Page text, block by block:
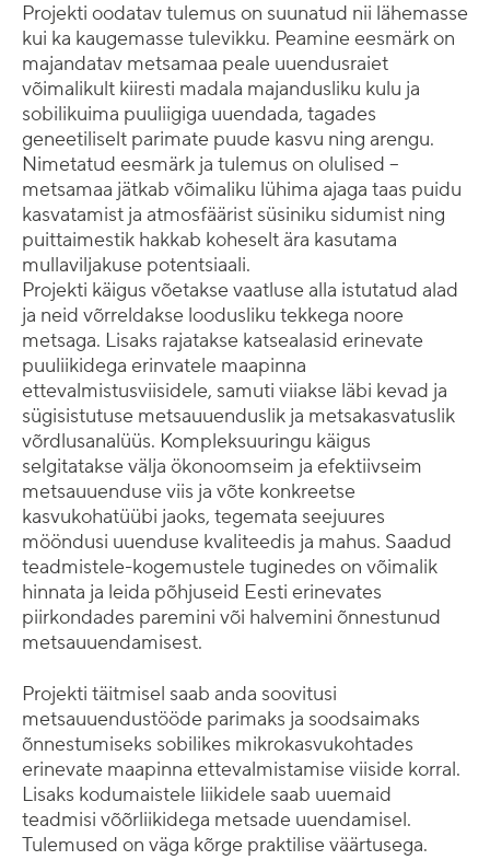
Projekti oodatav tulemus on suunatud nii lähemasse
kui ka kaugemasse tulevikku. Peamine eesmärk on
majandatav metsamaa peale uuendusraiet
võimalikult kiiresti madala majandusliku kulu ja
sobilikuima puuliigiga uuendada, tagades
geneetiliselt parimate puude kasvu ning arengu.
Nimetatud eesmärk ja tulemus on olulised –
metsamaa jätkab võimaliku lühima ajaga taas puidu
kasvatamist ja atmosfäärist süsiniku sidumist ning
puittaimestik hakkab koheselt ära kasutama
mullaviljakuse potentsiaali.
Projekti käigus võetakse vaatluse alla istutatud alad
ja neid võrreldakse loodusliku tekkega noore
metsaga. Lisaks rajatakse katsealasid erinevate
puuliikidega erinvatele maapinna
ettevalmistusviisidele, samuti viiakse läbi kevad ja
sügisistutuse metsauuenduslik ja metsakasvatuslik
võrdlusanalüüs. Kompleksuuringu käigus
selgitatakse välja ökonoomseim ja efektiivseim
metsauuenduse viis ja võte konkreetse
kasvukohatüübi jaoks, tegemata seejuures
mööndusi uuenduse kvaliteedis ja mahus. Saadud
teadmistele-kogemustele tuginedes on võimalik
hinnata ja leida põhjuseid Eesti erinevates
piirkondades paremini või halvemini õnnestunud
metsauuendamisest.
Projekti täitmisel saab anda soovitusi
metsauuendustööde parimaks ja soodsaimaks
õnnestumiseks sobilikes mikrokasvukohtades
erinevate maapinna ettevalmistamise viiside korral.
Lisaks kodumaistele liikidele saab uuemaid
teadmisi võõrliikidega metsade uuendamisel.
Tulemused on väga kõrge praktilise väärtusega.